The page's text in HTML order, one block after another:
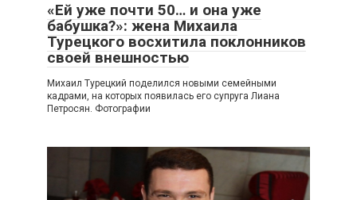
«Ей уже почти 50… и она уже
бабушка?»: жена Михаила
Турецкого восхитила поклонников
своей внешностью
Михаил Турецкий поделился новыми семейными
кадрами, на которых появилась его супруга Лиана
Петросян. Фотографии